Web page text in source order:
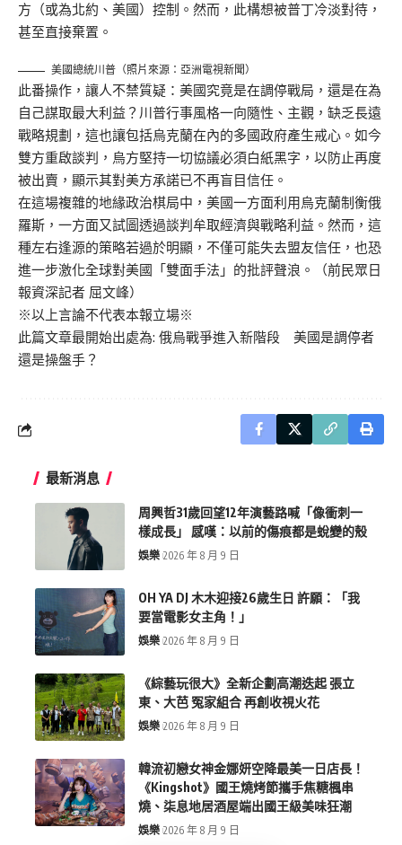
方（或為北約、美國）控制。然而，此構想被普丁冷淡對待，
甚至直接棄置。
美國總統川普（照片來源：亞洲電視新聞）
此番操作，讓人不禁質疑：美國究竟是在調停戰局，還是在為
自己謀取最大利益？川普行事風格一向隨性、主觀，缺乏長遠
戰略規劃，這也讓包括烏克蘭在內的多國政府產生戒心。如今
雙方重啟談判，烏方堅持一切協議必須白紙黑字，以防止再度
被出賣，顯示其對美方承諾已不再盲目信任。
在這場複雜的地緣政治棋局中，美國一方面利用烏克蘭制衡俄
羅斯，一方面又試圖透過談判牟取經濟與戰略利益。然而，這
種左右逢源的策略若過於明顯，不僅可能失去盟友信任，也恐
進一步激化全球對美國「雙面手法」的批評聲浪。（前民眾日
報資深記者 屈文峰）
※以上言論不代表本報立場※
此篇文章最開始出處為: 俄烏戰爭進入新階段 美國是調停者
還是操盤手？
最新消息
周興哲31歲回望12年演藝路喊「像衝刺一
樣成長」 感嘆：以前的傷痕都是蛻變的殼
娛樂 2026 年 8 月 9 日
OH YA DJ 木木迎接26歲生日 許願：「我
要當電影女主角！」
娛樂 2026 年 8 月 9 日
《綜藝玩很大》全新企劃高潮迭起 張立
東、大芭 冤家組合 再創收視火花
娛樂 2026 年 8 月 9 日
韓流初戀女神金娜妍空降最美一日店長！
《Kingshot》國王燒烤節攜手焦糖楓串
燒、柒息地居酒屋端出國王級美味狂潮
娛樂 2026 年 8 月 9 日